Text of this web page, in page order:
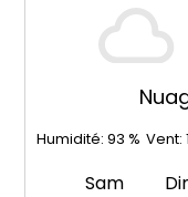
Humidité: 93 % Vent:
Sam